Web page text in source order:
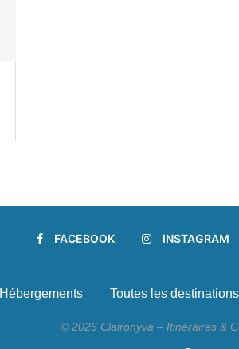
FACEBOOK INSTAGRAM
Hébergements Toutes les destinations
© 2026 Claironyva – Itinéraires &